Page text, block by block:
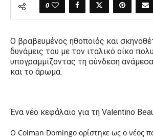
0
Ο βραβευμένος ηθοποιός και
δυνάμεις του με τον ιταλικό οίκο
υπογραμμίζοντας τη σύνδεση
και το άρωμα.
Ένα νέο κεφάλαιο για τη Valentino
Ο Colman Domingo ορίστηκε ως ο νέος